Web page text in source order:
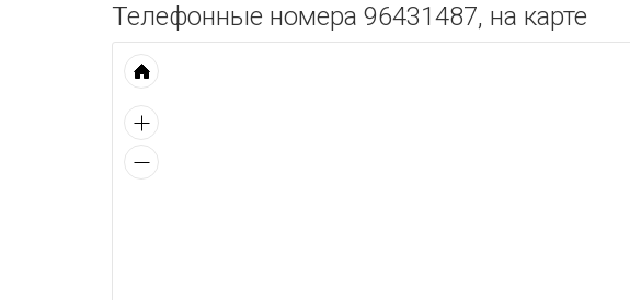
Телефонные номера 96431487, на карте